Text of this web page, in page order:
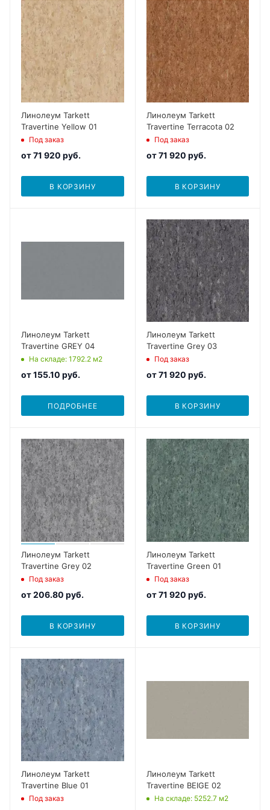
Линолеум Tarkett
Travertine Yellow 01
Под заказ
от71 920 руб.
В КОРЗИНУ
Линолеум Tarkett
Travertine Terracota 02
Под заказ
от71 920 руб.
В КОРЗИНУ
Линолеум Tarkett
Travertine GREY 04
На складе: 1792.2 м2
от155.10 руб.
ПОДРОБНЕЕ
Линолеум Tarkett
Travertine Grey 03
Под заказ
от71 920 руб.
В КОРЗИНУ
Линолеум Tarkett
Travertine Grey 02
Под заказ
от206.80 руб.
В КОРЗИНУ
Линолеум Tarkett
Travertine Green 01
Под заказ
от71 920 руб.
В КОРЗИНУ
Линолеум Tarkett
Travertine Blue 01
Под заказ
Линолеум Tarkett
Travertine BEIGE 02
На складе: 5252.7 м2